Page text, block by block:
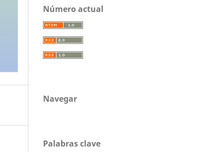
Número actual
Navegar
Palabras clave